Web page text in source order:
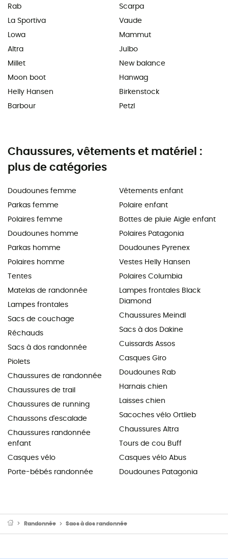
Rab
La Sportiva
Lowa
Altra
Millet
Moon boot
Helly Hansen
Barbour
Scarpa
Vaude
Mammut
Julbo
New balance
Hanwag
Birkenstock
Petzl
Chaussures, vêtements et matériel :
plus de catégories
Doudounes femme
Parkas femme
Polaires femme
Doudounes homme
Parkas homme
Polaires homme
Tentes
Matelas de randonnée
Lampes frontales
Sacs de couchage
Réchauds
Sacs à dos randonnée
Piolets
Chaussures de randonnée
Chaussures de trail
Chaussures de running
Chaussons d'escalade
Chaussures randonnée
enfant
Casques vélo
Porte-bébés randonnée
Vêtements enfant
Polaire enfant
Bottes de pluie Aigle enfant
Polaires Patagonia
Doudounes Pyrenex
Vestes Helly Hansen
Polaires Columbia
Lampes frontales Black
Diamond
Chaussures Meindl
Sacs à dos Dakine
Cuissards Assos
Casques Giro
Doudounes Rab
Harnais chien
Laisses chien
Sacoches vélo Ortlieb
Chaussures Altra
Tours de cou Buff
Casques vélo Abus
Doudounes Patagonia
Randonnée Sacs à dos randonnée